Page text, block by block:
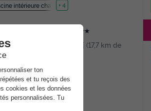
intérieure chauffée
+ 4
★★★
m de Tregunc) | [1, Inf[ (17,7 km de